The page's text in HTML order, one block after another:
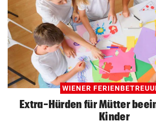
WIENER
Extra-Hürden für Mütter
Kinder